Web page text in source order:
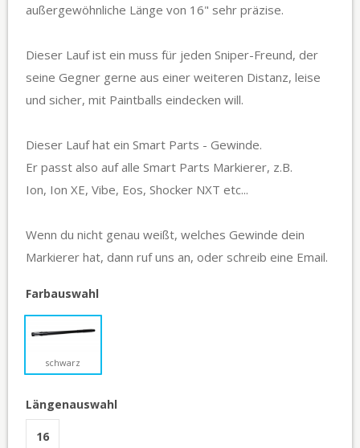
außergewöhnliche Länge von 16" sehr präzise.
Dieser Lauf ist ein muss für jeden Sniper-Freund, der
seine Gegner gerne aus einer weiteren Distanz, leise
und sicher, mit Paintballs eindecken will.
Dieser Lauf hat ein Smart Parts - Gewinde.
Er passt also auf alle Smart Parts Markierer, z.B.
Ion, Ion XE, Vibe, Eos, Shocker NXT etc...
Wenn du nicht genau weißt, welches Gewinde dein
Markierer hat, dann ruf uns an, oder schreib eine Email.
Farbauswahl
schwarz
Längenauswahl
16